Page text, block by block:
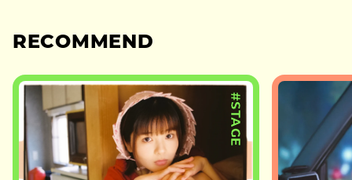
RECOMMEND
#STAGE